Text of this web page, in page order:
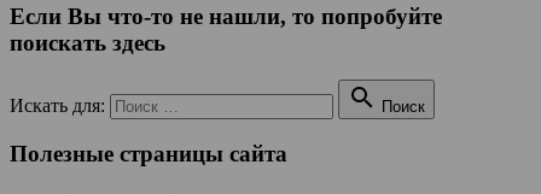
Если Вы что-то не нашли, то попробуйте
поискать здесь
Искать для:  Поиск
Полезные страницы сайта